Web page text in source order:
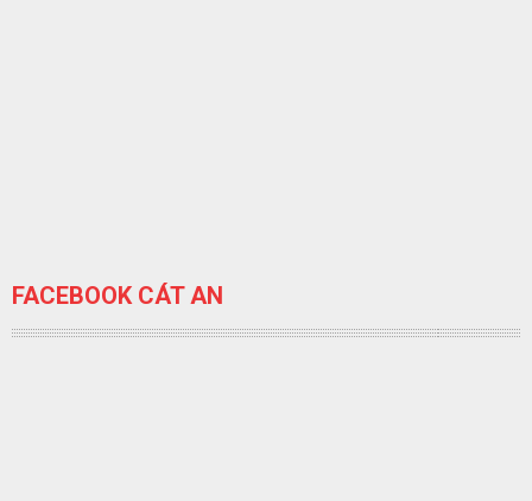
FACEBOOK CÁT AN